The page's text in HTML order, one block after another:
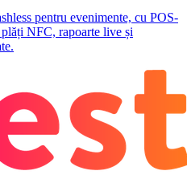
pentru evenimente, cu POS-
NFC, rapoarte live și